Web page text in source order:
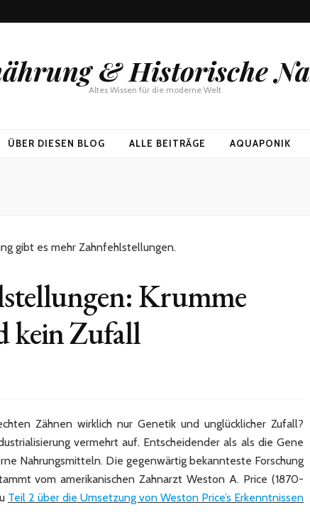
& Historische
Altes Wissen für die moderne Welt
ÜBER DIESEN BLOG ALLE BEITRÄGE AQUAPONIK
Krumme
kein Zufall
Zähnen wirklich nur Genetik und unglücklicher Zufall?
vermehrt auf. Entscheidender als als die Gene
Nahrungsmitteln. Die gegenwärtig bekannteste Forschung
vom amerikanischen Zahnarzt Weston A. Price (1870-
Teil 2 über die Umsetzung von Weston Price’s Erkenntnissen